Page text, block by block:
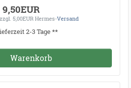
9,50EUR
zzgl. 5,00EUR Hermes-Versand
2-3 Tage **
Warenkorb